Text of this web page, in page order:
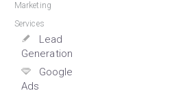
Marketing
Services
Lead
Generation
Google
Ads